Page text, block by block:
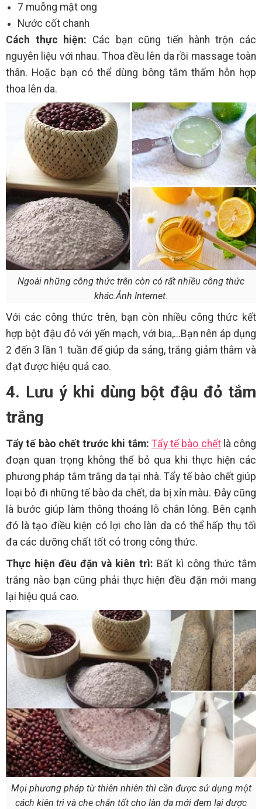
7 muỗng mật ong
Nước cốt chanh
Cách thực hiện: Các bạn cũng tiến hành trộn các
nguyên liệu với nhau. Thoa đều lên da rồi massage toàn
thân. Hoặc bạn có thể dùng bông tắm thấm hỗn hợp
thoa lên da.
Ngoài những công thức trên còn có rất nhiều công thức
khác.Ảnh Internet.
Với các công thức trên, bạn còn nhiều công thức kết
hợp bột đậu đỏ với yến mạch, với bia,...Bạn nên áp dụng
2 đến 3 lần 1 tuần để giúp da sáng, trắng giảm thâm và
đạt được hiệu quả cao.
4. Lưu ý khi dùng bột đậu đỏ tắm
trắng
Tẩy tế bào chết trước khi tắm: Tẩy tế bào chếtlà công
đoạn quan trọng không thể bỏ qua khi thực hiện các
phương pháp tắm trắng da tại nhà. Tẩy tế bào chết giúp
loại bỏ đi những tế bào da chết, da bị xỉn màu. Đây cũng
là bước giúp làm thông thoáng lỗ chân lông. Bên cạnh
đó là tạo điều kiện có lợi cho làn da có thể hấp thụ tối
đa các dưỡng chất tốt có trong công thức.
Thực hiện đều đặn và kiên trì: Bất kì công thức tắm
trắng nào bạn cũng phải thực hiện đều đặn mới mang
lại hiệu quả cao.
Mọi phương pháp từ thiên nhiên thì cần được sử dụng một
cách kiên trì và che chắn tốt cho làn da mới đem lại được